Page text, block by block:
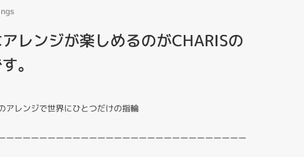
レンジが楽しめるのがCHARISの
。
アレンジで世界にひとつだけの指輪
ーーーーーーーーーーーーーーーーーーーーーーーーーーーーー